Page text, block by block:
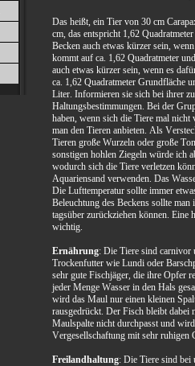
Das heißt, ein Tier von 30 cm
cm, das entspricht 1,62
Becken auch etwas kürzer sein,
kommt auf ca. 1,62 Quadratmeter
auch etwas kürzer sein, wenn es
ca. 1,62 Quadratmeter Grundfläche
Liter. Informieren sie sich bei ihrer
Haltungsbestimmungen. Bei der
haben, wenn sich die Tiere mal nicht
man den Tieren anbieten. Als
Tieren große Wurzeln oder große
sonstigen hohlen Ziegeln würde ich
wodurch sich die Tiere verletzen
Aquariensand verwenden. Das
Die Lufttemperatur sollte immer
Beleuchtung des Beckens sollte
tagsüber zurückziehen können. Eine
wichtig.
Ernährung: Die Tiere sind carnivor
Trockenfutter wie Lundi oder
sehr gute Fischjäger, die ihre Opfer
jeder Menge Wasser in den Hals
wird das Maul nur einen kleinen
rausgedrückt. Der Fisch bleibt
Maulspalte nicht durchpasst und
Vergesellschaftung mit sehr
Freilandhaltung: Die Tiere sind